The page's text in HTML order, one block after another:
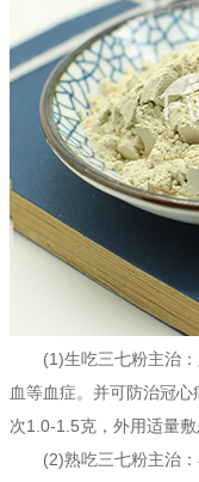
(1)生吃三七粉主治
血等血症。并可防治冠
次1.0-1.5克，外用适量敷
(2)熟吃三七粉主治